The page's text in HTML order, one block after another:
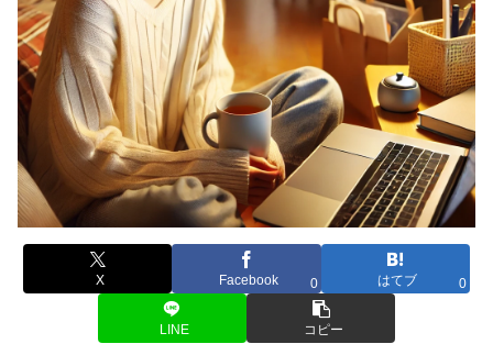
X Facebook 0 はてブ 0
LINE コピー